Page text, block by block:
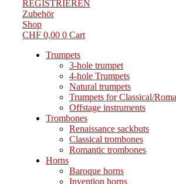
REGISTRIEREN
Zubehör
Shop
CHF 0,00 0 Cart
Trumpets
3-hole trumpet
4-hole Trumpets
Natural trumpets
Trumpets for Classical/
Offstage instruments
Trombones
Renaissance sackbuts
Classical trombones
Romantic trombones
Horns
Baroque horns
Invention horns